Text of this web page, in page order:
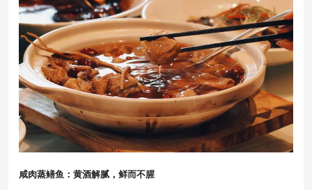
咸肉蒸鳝鱼：黄酒解腻，鲜而不腥